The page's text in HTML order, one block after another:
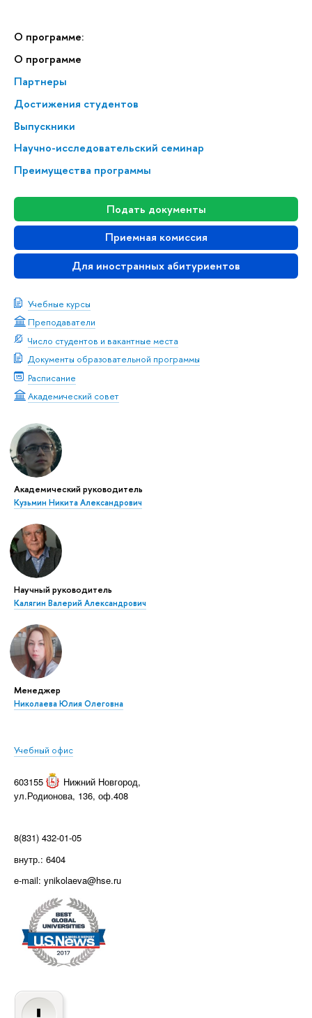
О программе:
О программе
Партнеры
Достижения студентов
Выпускники
Научно-исследовательский семинар
Преимущества программы
Подать документы
Приемная комиссия
Для иностранных абитуриентов
Учебные курсы
Преподаватели
Число студентов и вакантные места
Документы образовательной программы
Расписание
Академический совет
Академический руководитель
Кузьмин Никита Александрович
Научный руководитель
Калягин Валерий Александрович
Менеджер
Николаева Юлия Олеговна
Учебный офис
603155 Нижний Новгород,
ул.Родионова, 136, оф.408
8(831) 432-01-05
внутр.: 6404
e-mail: ynikolaeva@hse.ru